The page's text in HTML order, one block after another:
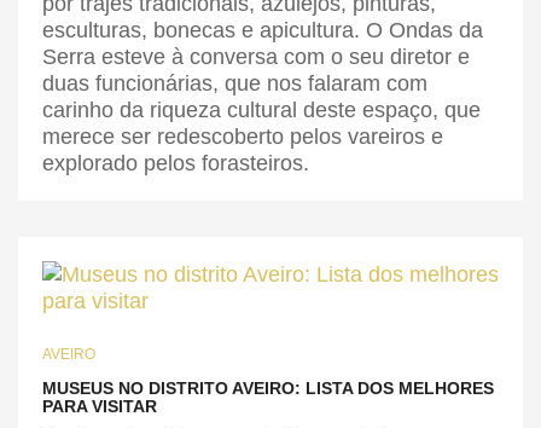
esculturas, bonecas e apicultura. O Ondas da
Serra esteve à conversa com o seu diretor e
duas funcionárias, que nos falaram com
carinho da riqueza cultural deste espaço, que
merece ser redescoberto pelos vareiros e
explorado pelos forasteiros.
AVEIRO
MUSEUS NO DISTRITO AVEIRO: LISTA DOS MELHORES
PARA VISITAR